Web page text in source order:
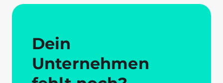
Dein
Unternehmen